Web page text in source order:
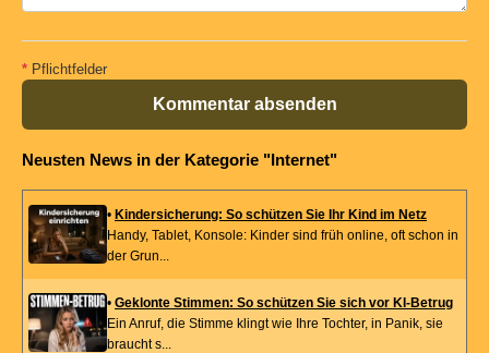
* Pflichtfelder
Kommentar absenden
Neusten News in der Kategorie "Internet"
• Kindersicherung: So schützen Sie Ihr Kind im Netz
Handy, Tablet, Konsole: Kinder sind früh online, oft schon in
der Grun...
• Geklonte Stimmen: So schützen Sie sich vor KI-Betrug
Ein Anruf, die Stimme klingt wie Ihre Tochter, in Panik, sie
braucht s...